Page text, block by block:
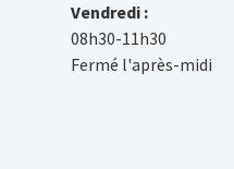
Vendredi :
08h30-11h30
Fermé l'après-midi